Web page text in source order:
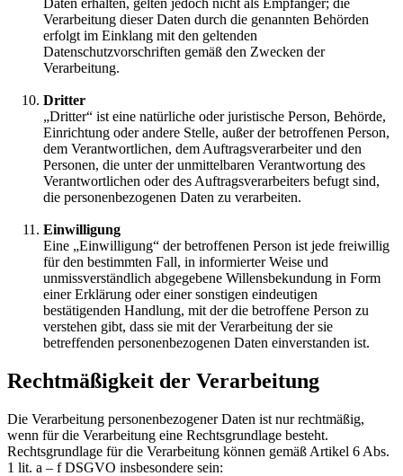
Verarbeitung dieser Daten durch die genannten Behörden
erfolgt im Einklang mit den geltenden
Datenschutzvorschriften gemäß den Zwecken der
Verarbeitung.
Dritter
„Dritter“ ist eine natürliche oder juristische Person, Behörde,
Einrichtung oder andere Stelle, außer der betroffenen Person,
dem Verantwortlichen, dem Auftragsverarbeiter und den
Personen, die unter der unmittelbaren Verantwortung des
Verantwortlichen oder des Auftragsverarbeiters befugt sind,
die personenbezogenen Daten zu verarbeiten.
Einwilligung
Eine „Einwilligung“ der betroffenen Person ist jede freiwillig
für den bestimmten Fall, in informierter Weise und
unmissverständlich abgegebene Willensbekundung in Form
einer Erklärung oder einer sonstigen eindeutigen
bestätigenden Handlung, mit der die betroffene Person zu
verstehen gibt, dass sie mit der Verarbeitung der sie
betreffenden personenbezogenen Daten einverstanden ist.
Rechtmäßigkeit der Verarbeitung
Die Verarbeitung personenbezogener Daten ist nur rechtmäßig,
wenn für die Verarbeitung eine Rechtsgrundlage besteht.
Rechtsgrundlage für die Verarbeitung können gemäß Artikel 6 Abs.
1 lit. a – f DSGVO insbesondere sein: